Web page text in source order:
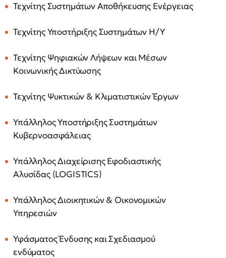
Τεχνίτης Συστημάτων Αποθήκευσης Ενέργειας
Τεχνίτης Υποστήριξης Συστημάτων Η/Υ
Τεχνίτης Ψηφιακών Λήψεων και Μέσων
Κοινωνικής Δικτύωσης
Τεχνίτης Ψυκτικών & Κλιματιστικών Έργων
Υπάλληλος Υποστήριξης Συστημάτων
Κυβερνοασφάλειας
Υπάλληλος Διαχείρισης Εφοδιαστικής
Αλυσίδας (LOGISTICS)
Υπάλληλος Διοικητικών & Οικονομικών
Υπηρεσιών
Υφάσματος Ένδυσης και Σχεδιασμού
ενδύματος